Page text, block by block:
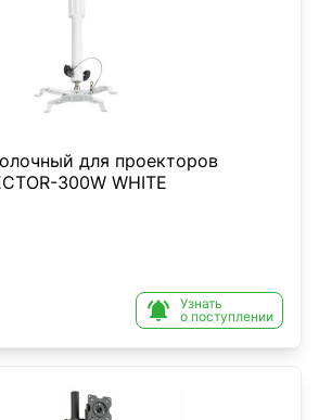
для проекторов
300W WHITE

Узнать
о поступлении